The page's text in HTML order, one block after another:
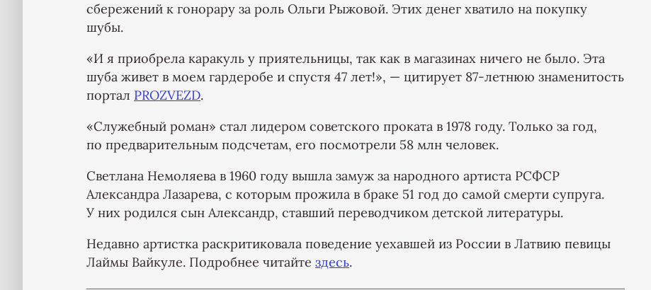
сбережений к гонорару за роль Ольги Рыжовой. Этих денег хватило на покупку
шубы.
«И я приобрела каракуль у приятельницы, так как в магазинах ничего не было. Эта
шуба живет в моем гардеробе и спустя 47 лет!», — цитирует 87-летнюю знаменитость
портал PROZVEZD.
«Служебный роман» стал лидером советского проката в 1978 году. Только за год,
по предварительным подсчетам, его посмотрели 58 млн человек.
Светлана Немоляева в 1960 году вышла замуж за народного артиста РСФСР
Александра Лазарева, с которым прожила в браке 51 год до самой смерти супруга.
У них родился сын Александр, ставший переводчиком детской литературы.
Недавно артистка раскритиковала поведение уехавшей из России в Латвию певицы
Лаймы Вайкуле. Подробнее читайте здесь.